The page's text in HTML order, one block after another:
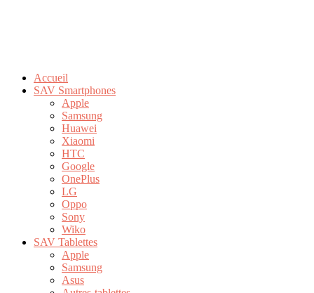
Accueil
SAV Smartphones
Apple
Samsung
Huawei
Xiaomi
HTC
Google
OnePlus
LG
Oppo
Sony
Wiko
SAV Tablettes
Apple
Samsung
Asus